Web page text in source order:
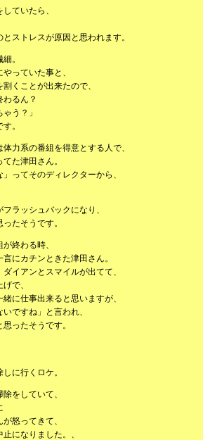
ていたら、
ストレスが原因と思われます。
。
っていた事と、
くことが出来たので、
わるん？
う？」
。
力系の番組を得意とする人で、
た津田さん。
ってそのディレクターから、
ラッシュバックになり、
たそうです。
終わる時、
にカチンときた津田さん。
イアンとスマイルが出てて、
で、
緒に仕事出来ると思いますが、
ですね」と言われ、
ったそうです。
に行くロケ。
をしていて、
怒ってきて、
になりました。、